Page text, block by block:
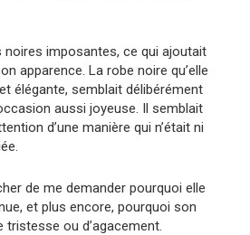
noires imposantes, ce qui ajoutait
apparence. La robe noire qu’elle
élégante, semblait délibérément
aussi joyeuse. Il semblait
d’une manière qui n’était ni
de me demander pourquoi elle
et plus encore, pourquoi son
ou d’agacement.